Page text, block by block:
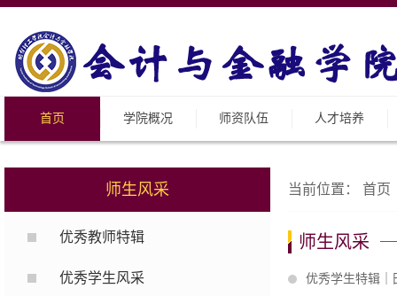
首页 学院概况 师资队伍 人才培养
师生风采
优秀教师特辑
优秀学生风采
当前位置： 首页
师生风采
优秀学生特辑｜